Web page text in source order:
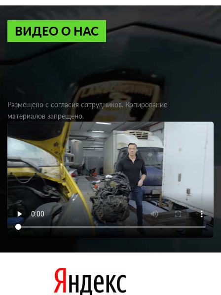
ВИДЕО О НАС
Размещено с согласия сотрудников. Копирование
материалов запрещено.